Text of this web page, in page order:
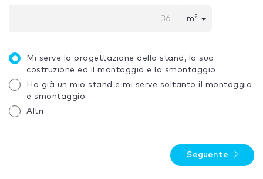
m2
Mi serve la progettazione dello stand, la sua
costruzione ed il montaggio e lo smontaggio
Ho già un mio stand e mi serve soltanto il montaggio
e smontaggio
Altri
Seguente